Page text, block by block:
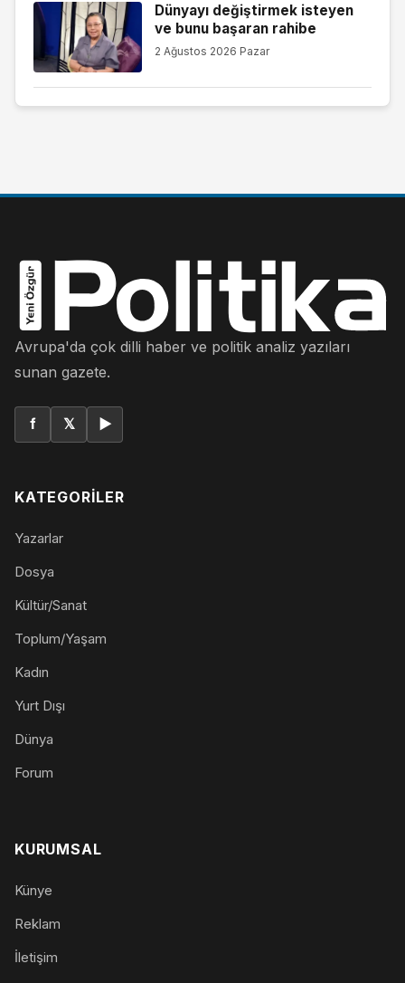
Dünyayı değiştirmek isteyen
ve bunu başaran rahibe
2 Ağustos 2026 Pazar
Avrupa'da çok dilli haber ve politik analiz yazıları
sunan gazete.
f 𝕏 ▶
KATEGORILER
Yazarlar
Dosya
Kültür/Sanat
Toplum/Yaşam
Kadın
Yurt Dışı
Dünya
Forum
KURUMSAL
Künye
Reklam
İletişim